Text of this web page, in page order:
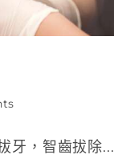
牙，智齒拔除...